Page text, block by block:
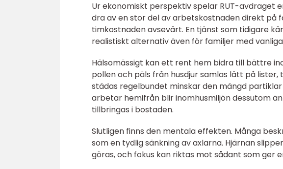
Ur ekonomiskt perspektiv spelar RUT-avdraget
dra av en stor del av arbetskostnaden direkt på
timkostnaden avsevärt. En tjänst som tidigare
realistiskt alternativ även för familjer med
Hälsomässigt kan ett rent hem bidra till bättre
pollen och päls från husdjur samlas lätt på
städas regelbundet minskar den mängd
arbetar hemifrån blir inomhusmiljön dessutom
tillbringas i bostaden.
Slutligen finns den mentala effekten. Många
som en tydlig sänkning av axlarna. Hjärnan
göras, och fokus kan riktas mot sådant som ger